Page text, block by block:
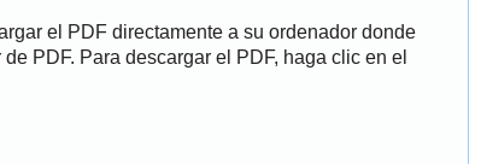
el PDF directamente a su ordenador donde
PDF. Para descargar el PDF, haga clic en el